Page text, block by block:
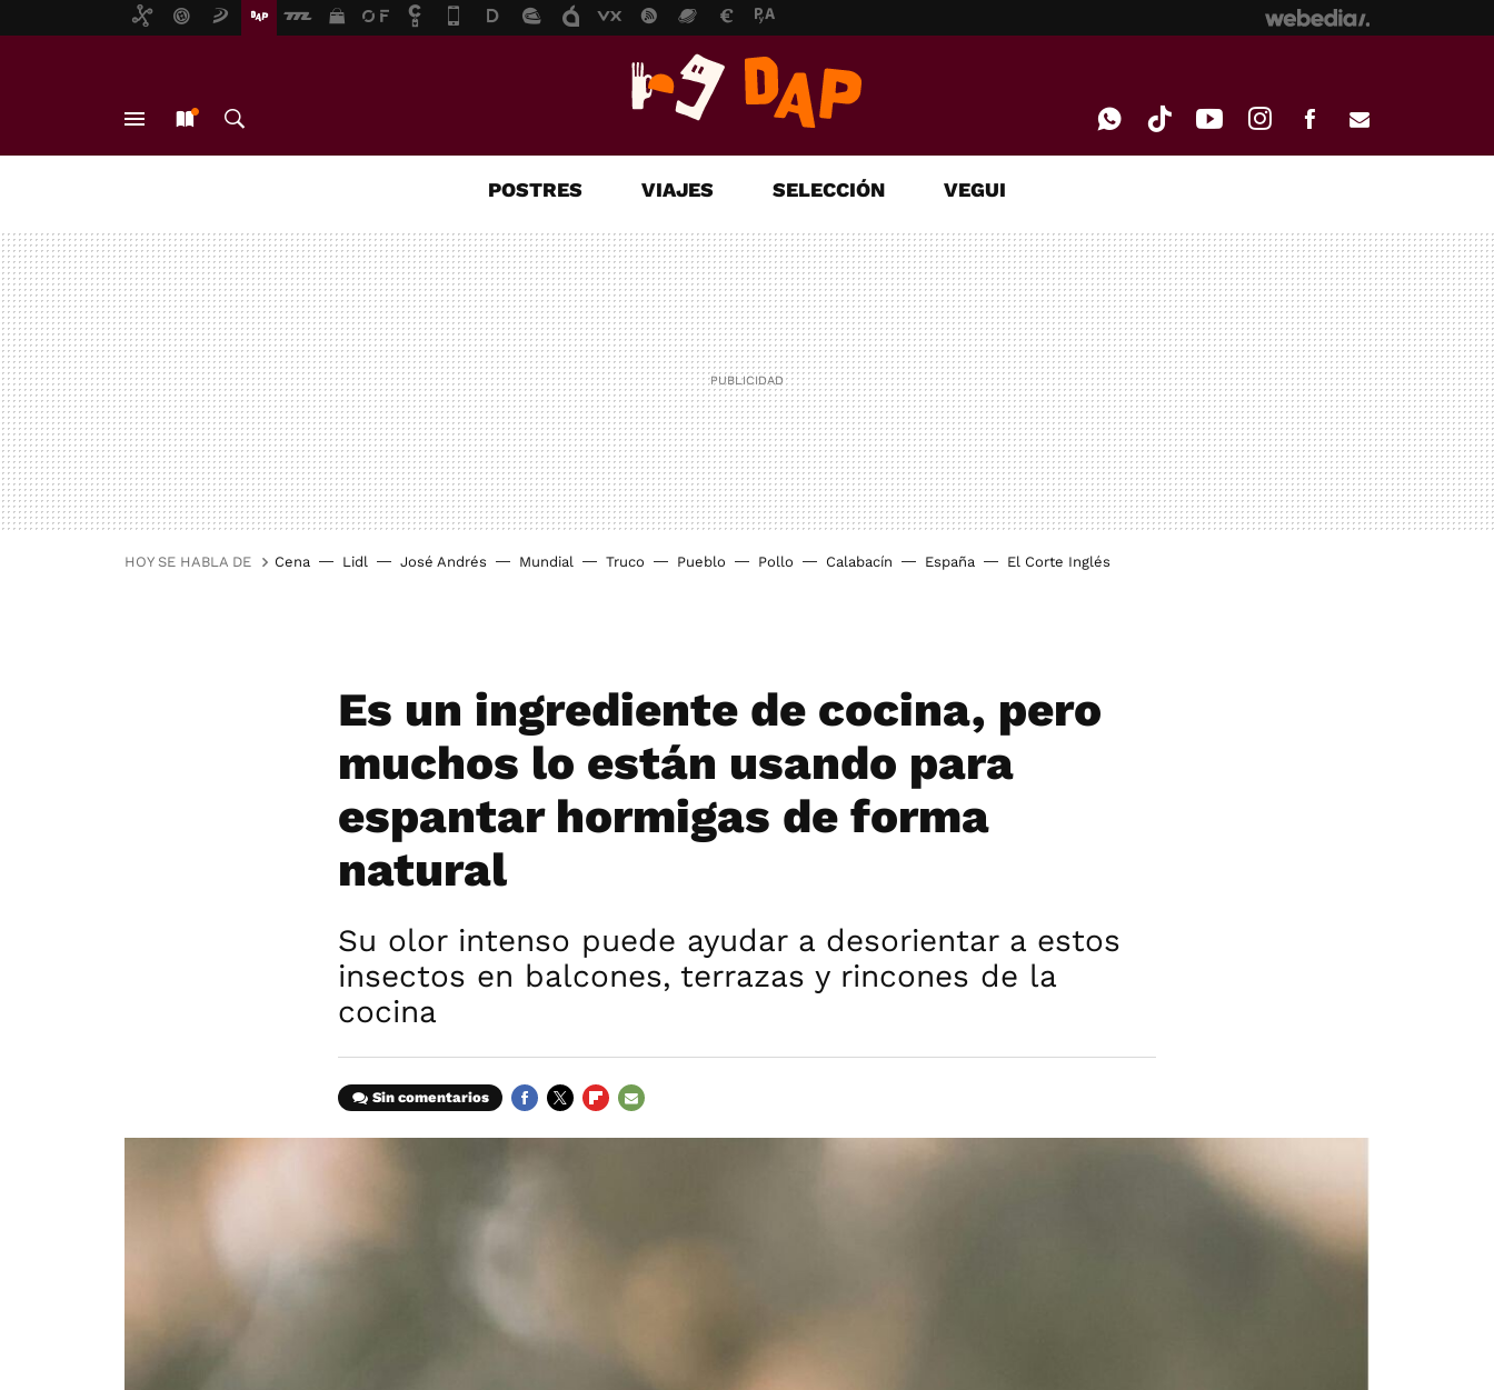
MAIL
POSTRES VIAJES SELECCIÓN VEGUI
HOY SE HABLA DE Cena Lidl José Andrés Mundial Truco Pueblo Pollo Calabacín España El Corte Inglés
Es un ingrediente de cocina, pero
muchos lo están usando para
espantar hormigas de forma
natural
Su olor intenso puede ayudar a desorientar a estos
insectos en balcones, terrazas y rincones de la
cocina
Sin comentarios